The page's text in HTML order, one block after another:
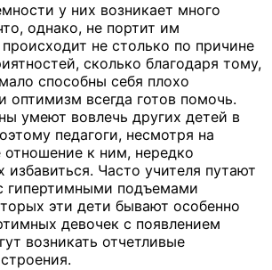
у них возникает много
однако, не портит им
не столько по причине
сколько благодаря тому,
способны себя плохо
оптимизм всегда готов помочь.
умеют вовлечь других детей в
педагоги, несмотря на
отношение к ним, нередко
избавиться. Часто учителя путают
гипертимными подъемами
эти дети бывают особенно
девочек с появлением
возникать отчетливые